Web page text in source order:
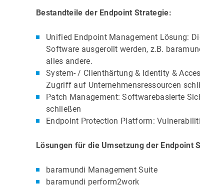
Bestandteile der Endpoint Strategie:
Unified Endpoint Management Lösung:
Software ausgerollt werden, z.B.
alles andere.
System- / Clienthärtung & Identity &
Zugriff auf Unternehmensressourcen
Patch Management: Softwarebasierte
schließen
Endpoint Protection Platform:
Lösungen für die Umsetzung der Endpoint
baramundi Management Suite
baramundi perform2work